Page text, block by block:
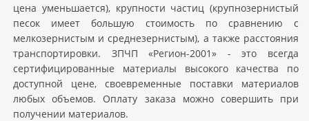
цена уменьшается), крупности частиц (крупнозернистый
песок имеет большую стоимость по сравнению с
мелкозернистым и среднезернистым), а также расстояния
транспортировки. ЗПЧП «Регион-2001» - это всегда
сертифицированные материалы высокого качества по
доступной цене, своевременные поставки материалов
любых объемов. Оплату заказа можно совершить при
получении материалов.